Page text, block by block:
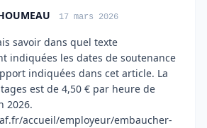
17 mars 2026
savoir dans quel texte
indiquées les dates de soutenance
indiquées dans cet article. La
est de 4,50 € par heure de
2026.
accueil/employeur/embaucher-